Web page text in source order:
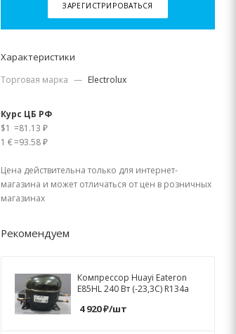
ЗАРЕГИСТРИРОВАТЬСЯ
Характеристики
Торговая марка — Electrolux
Курс ЦБ РФ
$1 =81.13 ₽
1 €=93.58 ₽
Цена действительна только для интернет-
магазина и может отличаться от цен в розничных
магазинах
Рекомендуем
Компрессор Huayi Eateron
E85HL 240 Вт (-23,3C) R134a
4 920₽/шт